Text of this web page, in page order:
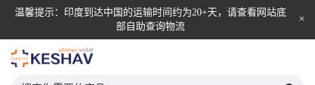
温馨提示：印度到达中国的运输时间约为20+天，请查看网站底
部自助查询物流